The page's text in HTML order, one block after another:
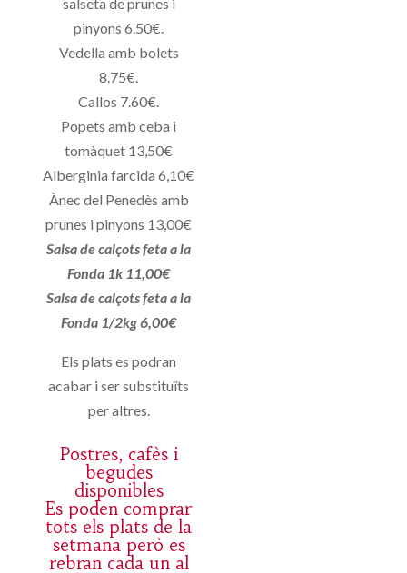
pinyons 6.50€.
Vedella amb bolets
8.75€.
Callos 7.60€.
Popets amb ceba i
tomàquet 13,50€
Alberginia farcida 6,10€
Ànec del Penedès amb
prunes i pinyons 13,00€
Salsa de calçots feta a la
Fonda 1k 11,00€
Salsa de calçots feta a la
Fonda 1/2kg 6,00€
Els plats es podran
acabar i ser substituïts
per altres.
Postres, cafès i
begudes
disponibles
Es poden comprar
tots els plats de la
setmana però es
rebran cada un al